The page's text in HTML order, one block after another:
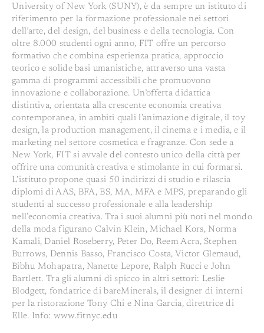
University of New York (SUNY), è da sempre un istituto di
riferimento per la formazione professionale nei settori
dell’arte, del design, del business e della tecnologia. Con
oltre 8.000 studenti ogni anno, FIT offre un percorso
formativo che combina esperienza pratica, approccio
teorico e solide basi umanistiche, attraverso una vasta
gamma di programmi accessibili che promuovono
innovazione e collaborazione. Un’offerta didattica
distintiva, orientata alla crescente economia creativa
contemporanea, in ambiti quali l’animazione digitale, il toy
design, la production management, il cinema e i media, e il
marketing nel settore cosmetica e fragranze. Con sede a
New York, FIT si avvale del contesto unico della città per
offrire una comunità creativa e stimolante in cui formarsi.
L’istituto propone quasi 50 indirizzi di studio e rilascia
diplomi di AAS, BFA, BS, MA, MFA e MPS, preparando gli
studenti al successo professionale e alla leadership
nell’economia creativa. Tra i suoi alumni più noti nel mondo
della moda figurano Calvin Klein, Michael Kors, Norma
Kamali, Daniel Roseberry, Peter Do, Reem Acra, Stephen
Burrows, Dennis Basso, Francisco Costa, Victor Glemaud,
Bibhu Mohapatra, Nanette Lepore, Ralph Rucci e John
Bartlett. Tra gli alumni di spicco in altri settori: Leslie
Blodgett, fondatrice di bareMinerals, il designer di interni
per la ristorazione Tony Chi e Nina Garcia, direttrice di
Elle. Info: www.fitnyc.edu